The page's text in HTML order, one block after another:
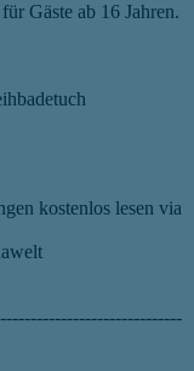
Gäste ab 16 Jahren.
kostenlos lesen via